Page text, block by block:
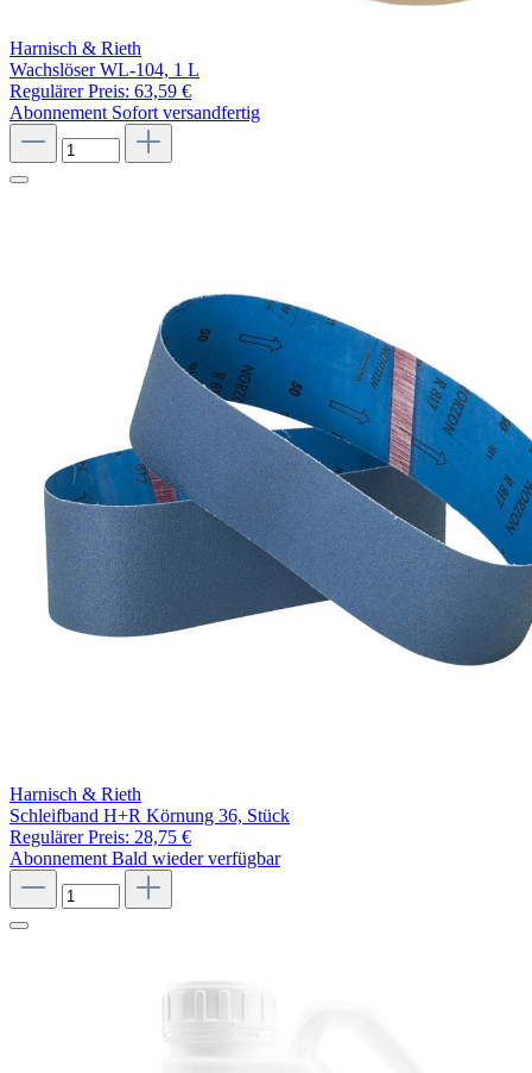
Harnisch & Rieth
Wachslöser WL-104, 1 L
Regulärer Preis: 63,59 €
Abonnement Sofort versandfertig
Harnisch & Rieth
Schleifband H+R Körnung 36, Stück
Regulärer Preis: 28,75 €
Abonnement Bald wieder verfügbar